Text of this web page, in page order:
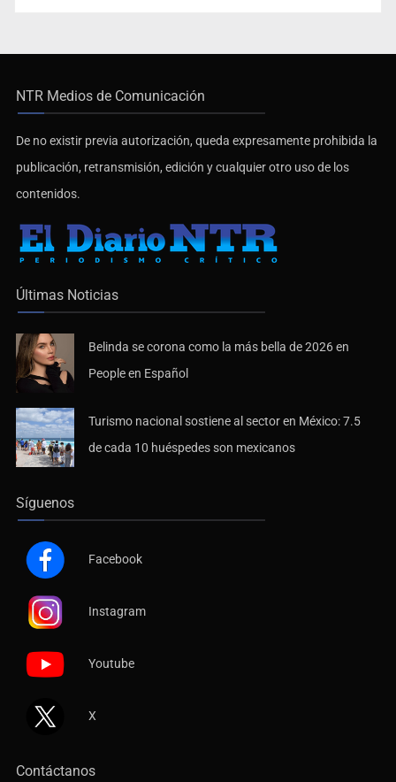
NTR Medios de Comunicación
De no existir previa autorización, queda expresamente prohibida la
publicación, retransmisión, edición y cualquier otro uso de los
contenidos.
Últimas Noticias
Belinda se corona como la más bella de 2026 en
People en Español
Turismo nacional sostiene al sector en México: 7.5
de cada 10 huéspedes son mexicanos
Síguenos
Facebook
Instagram
Youtube
X
Contáctanos